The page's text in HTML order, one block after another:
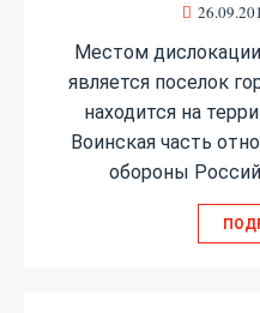
Местом
является поселок
находится на
Воинская часть
обороны